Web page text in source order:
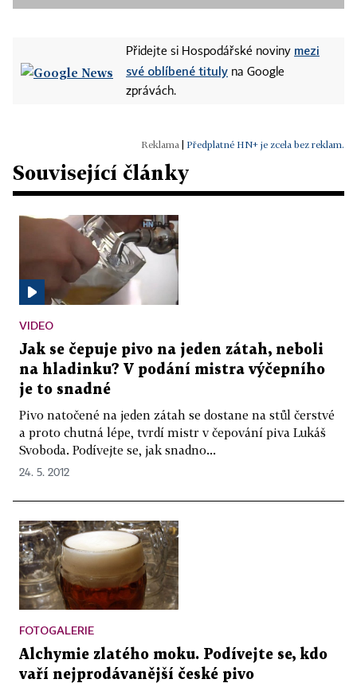
Přidejte si Hospodářské noviny mezi
své oblíbené tituly na Google
zprávách.
Předplatné HN+ je zcela bez reklam.
Související články
VIDEO
Jak se čepuje pivo na jeden zátah, neboli
na hladinku? V podání mistra výčepního
je to snadné
Pivo natočené na jeden zátah se dostane na stůl čerstvé
a proto chutná lépe, tvrdí mistr v čepování piva Lukáš
Svoboda. Podívejte se, jak snadno...
24. 5. 2012
FOTOGALERIE
Alchymie zlatého moku. Podívejte se, kdo
vaří nejprodávanější české pivo